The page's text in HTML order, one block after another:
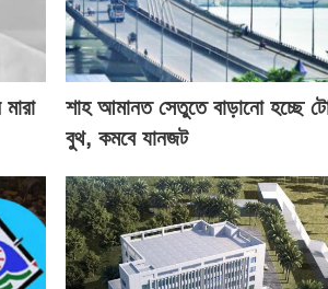
শাহ আমানত সেতুতে বাড়ানো হচ্ছে
বুথ, কমবে যানজট